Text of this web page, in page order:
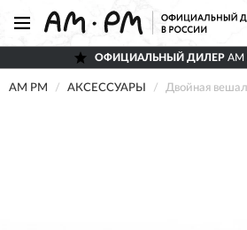
ОФИЦИАЛЬНЫЙ ДИЛЕР
AM PM АКСЕССУАРЫ Двойная